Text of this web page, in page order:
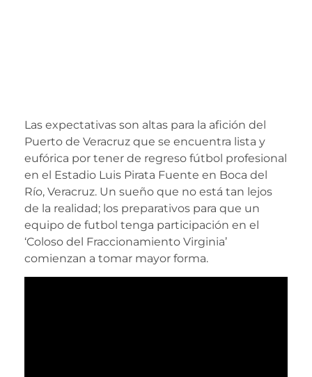
Las expectativas son altas para la afición del
Puerto de Veracruz que se encuentra lista y
eufórica por tener de regreso fútbol profesional
en el Estadio Luis Pirata Fuente en Boca del
Río, Veracruz. Un sueño que no está tan lejos
de la realidad; los preparativos para que un
equipo de futbol tenga participación en el
‘Coloso del Fraccionamiento Virginia’
comienzan a tomar mayor forma.